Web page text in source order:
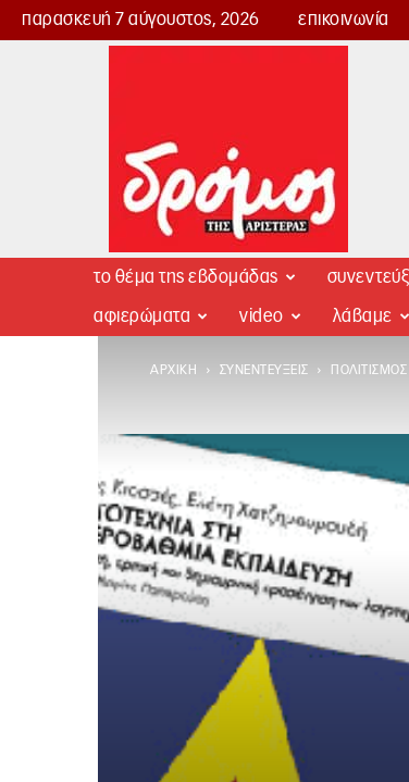
παρασκευή 7 αύγουστος, 2026 επικοινωνία
Δρόμος
το θέμα της εβδομάδας
αφιερώματα video λάβαμε
ΑΡΧΙΚΉ ΣΥΝΕΝΤΕΎΞΕΙΣ ΠΟΛΙΤΙΣΜΌΣ